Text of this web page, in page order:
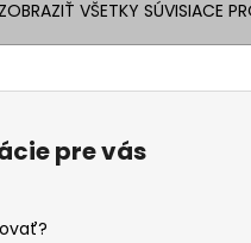
ZOBRAZIŤ VŠETKY SÚVISIACE
pre vás